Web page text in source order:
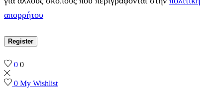
απορρήτου
Register
0 0
0 My Wishlist